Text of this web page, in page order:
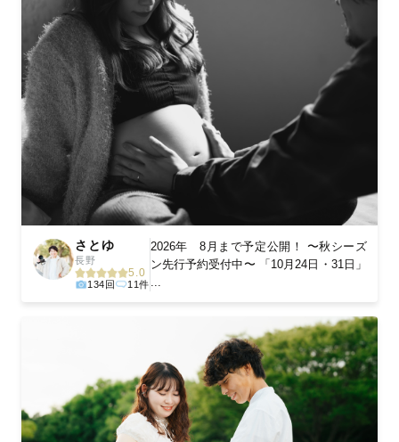
さとゆ
長野
5.0
134回 11件
2026年 8月まで予定公開！ 〜秋シーズ
ン先行予約受付中〜 「10月24日・31日」
...